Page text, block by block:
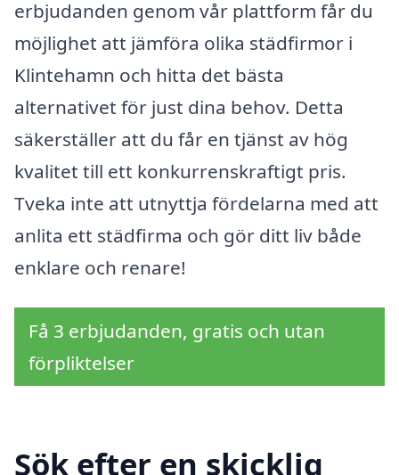
erbjudanden genom vår plattform får du
möjlighet att jämföra olika städfirmor i
Klintehamn och hitta det bästa
alternativet för just dina behov. Detta
säkerställer att du får en tjänst av hög
kvalitet till ett konkurrenskraftigt pris.
Tveka inte att utnyttja fördelarna med att
anlita ett städfirma och gör ditt liv både
enklare och renare!
Få 3 erbjudanden, gratis och utan
förpliktelser
Sök efter en skicklig